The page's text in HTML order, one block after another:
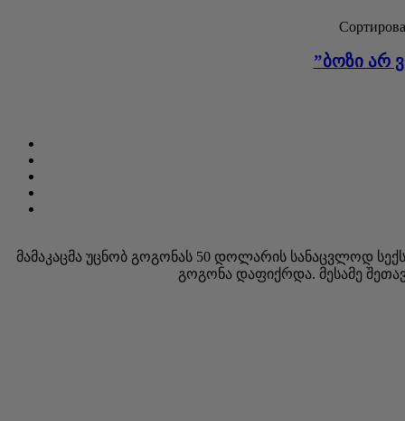
”ბოზი არ
მამაკაცმა უცნობ გოგონას 50 დოლარის სანაცვლოდ
გოგონა დაფიქრდა. მესამე